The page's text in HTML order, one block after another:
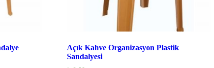
Açık Kahve Organizasyon Plastik
Sandalyesi